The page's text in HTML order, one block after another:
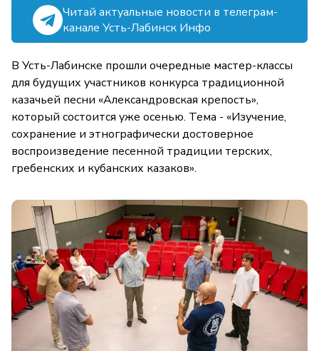
Читай актуальные новости в телеграм-
канале Усть-Лабинск Инфо
В Усть-Лабинске прошли очередные мастер-классы
для будущих участников конкурса традиционной
казачьей песни «Александровская крепость»,
который состоится уже осенью. Тема - «Изучение,
сохранение и этнографически достоверное
воспроизведение песенной традиции терских,
гребенских и кубанских казаков».